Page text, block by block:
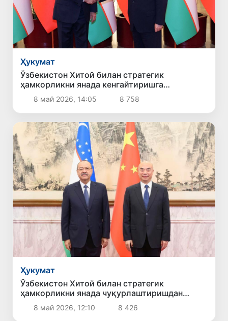
Ҳукумат
Ўзбекистон Хитой билан стратегик
ҳамкорликни янада кенгайтиришга
тайёрлигини билдирди
8 май 2026, 14:05 8 758
Ҳукумат
Ўзбекистон Хитой билан стратегик
ҳамкорликни янада чуқурлаштиришдан
манфаатдорлигини билдирди
8 май 2026, 12:10 8 426